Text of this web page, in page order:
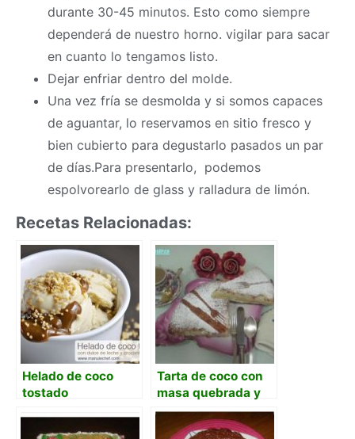
durante 30-45 minutos. Esto como siempre
dependerá de nuestro horno. vigilar para sacar
en cuanto lo tengamos listo.
Dejar enfriar dentro del molde.
Una vez fría se desmolda y si somos capaces
de aguantar, lo reservamos en sitio fresco y
bien cubierto para degustarlo pasados un par
de días.Para presentarlo, podemos
espolvorearlo de glass y ralladura de limón.
Recetas Relacionadas:
Helado de coco
tostado
Tarta de coco con
masa quebrada y
crema de coco